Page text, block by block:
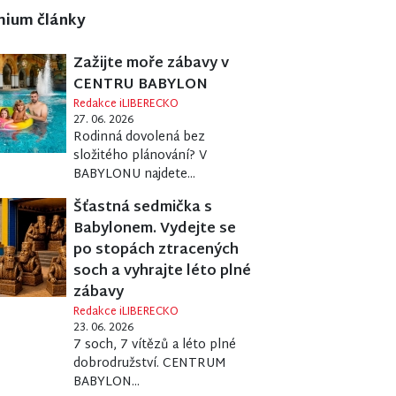
články
Zažijte moře zábavy v
CENTRU BABYLON
Redakce iLIBERECKO
27. 06. 2026
Rodinná dovolená bez
složitého plánování? V
BABYLONU najdete...
Šťastná sedmička s
Babylonem. Vydejte se
po stopách ztracených
soch a vyhrajte léto plné
zábavy
Redakce iLIBERECKO
23. 06. 2026
7 soch, 7 vítězů a léto plné
dobrodružství. CENTRUM
BABYLON...